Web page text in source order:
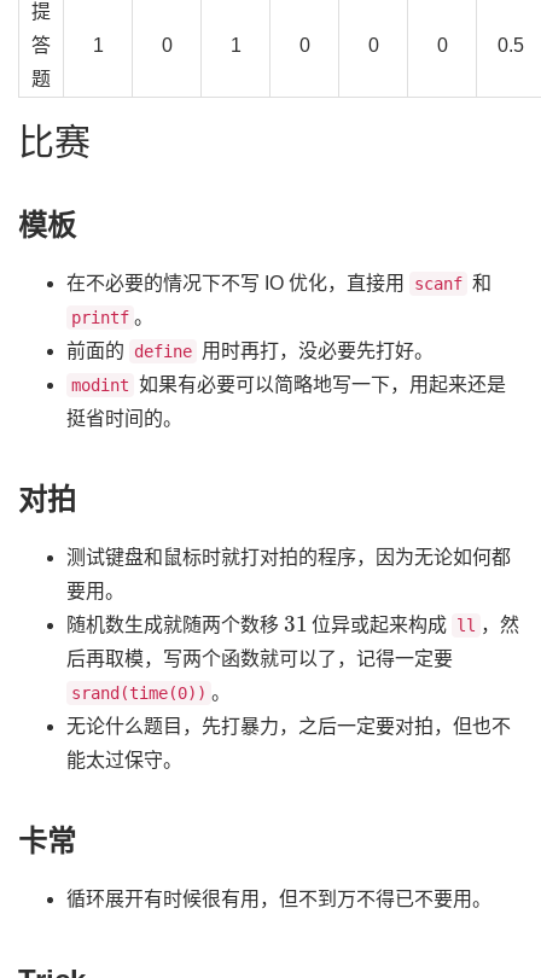
提
答
题
1 0 1 0 0 0 0.5
比赛
模板
在不必要的情况下不写 IO 优化，直接用 scanf 和
printf 。
前面的
define 用时再打，没必要先打好。
modint 如果有必要可以简略地写一下，用起来还是
挺省时间的。
对拍
测试键盘和鼠标时就打对拍的程序，因为无论如何都
要用。
随机数生成就随两个数移
31
位异或起来构成 ll ，然
后再取模，写两个函数就可以了，记得一定要
srand(time(0)) 。
无论什么题目，先打暴力，之后一定要对拍，但也不
能太过保守。
卡常
循环展开有时候很有用，但不到万不得已不要用。